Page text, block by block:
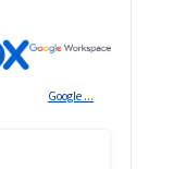
Google ...